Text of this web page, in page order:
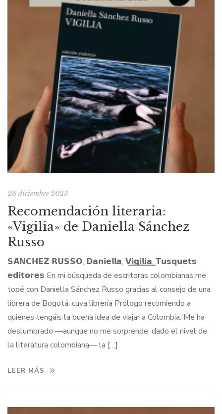
26 diciembre 2023
Recomendación literaria:
«Vigilia» de Daniella Sánchez
Russo
𝗦𝗔́𝗡𝗖𝗛𝗘𝗭 𝗥𝗨𝗦𝗦𝗢, 𝗗𝗮𝗻𝗶𝗲𝗹𝗹𝗮, 𝗩͟𝗶͟𝗴͟𝗶͟𝗹͟𝗶͟𝗮͟, 𝗧𝘂𝘀𝗾𝘂𝗲𝘁𝘀
𝗲𝗱𝗶𝘁𝗼𝗿𝗲𝘀 En mi búsqueda de escritoras colombianas me
topé con Daniella Sánchez Russo gracias al consejo de una
librera de Bogotá, cuya librería Prólogo recomiendo a
quienes tengáis la buena idea de viajar a Colombia. Me ha
deslumbrado —aunque no me sorprende, dado el nivel de
la literatura colombiana— la […]
LEER MÁS